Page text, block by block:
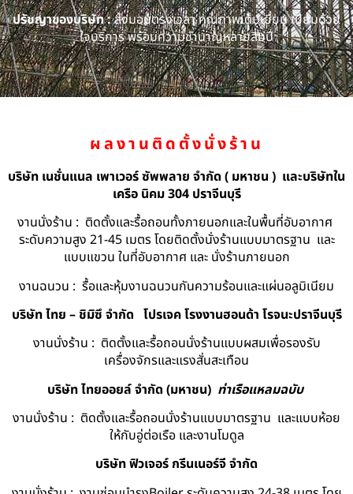
ปรัชญาของบริษัท :ส่งมอบตรงเวลา คุณภาพเต็มเยี่ยม เปี่ยมด้วย
ใจบริการ พร้อมความชำนาญหลายสิบปี
ผลงานติดตั้งนั่งร้าน
บริษัท เนชั่นแนล เพาเวอร์ ซัพพลาย จำกัด ( มหาชน ) และบริษัทใน
เครือ นิคม 304 ปราจีนบุรี
งานนั่งร้าน : ติดตั้งและรื้อถอนทั้งภายนอกและในพื้นที่อับอากาศ
ระดับความสูง 21-45 เมตร โดยติดตั้งนั่งร้านแบบมาตรฐาน และ
แบบแขวน ในที่อับอากาศ และ นั่งร้านภายนอก
งานฉนวน : รื้อและหุ้มงานฉนวนกันความร้อนและแผ่นอลูมิเนียม
บริษัท ไทย – ชิมิซึ จำกัด โปรเจค โรงงานฮอนด้า โรจนะปราจีนบุรี
งานนั่งร้าน : ติดตั้งและรื้อถอนนั่งร้านแบบผสมเพื่อรองรับ
เครื่องจักรและแรงสั่นสะเทือน
บริษัท ไทยออยล์ จํากัด (มหาชน) ท่าเรือแหลมฉบับ
งานนั่งร้าน : ติดตั้งและรื้อถอนนั่งร้านแบบมาตรฐาน และแบบห้อย
ให้กับอู่ต่อเรือ และงานโมดูล
บริษัท ฟิวเจอร์ กรีนเนอร์จี จำกัด